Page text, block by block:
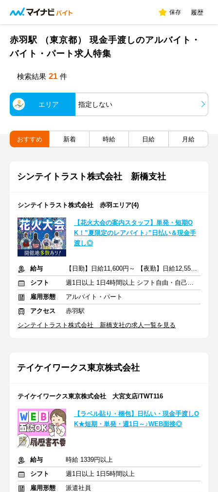
保存 履歴
赤羽駅 （東京都） 現金手渡しのアルバイト・
バイト・パート求人特集
検索結果 21 件
エリア 指定しない
おすすめ 新着 時給 日給 月給
シンテイトラスト株式会社 新橋支社
シンテイトラスト株式会社 赤羽エリア(4)
【花火大会の案内スタッフ】単発・短期O
K！”夏限定のレアバイト♪”日払い＆現金手
渡し◎
給与
【日勤】日給11,600円～ 【夜勤】日給12,550円～
シフト
週1日以上 1日4時間以上 シフト自由・自己申告
雇用形態
アルバイト・パート
アクセス
赤羽駅
シンテイトラスト株式会社 新橋支社の求人一覧を見る
テイケイワークス東京株式会社
テイケイワークス東京株式会社 大宮支店/TWT116
【ラベル貼り・梱包】日払い・現金手渡しO
K★短期・単発・週1日～♪WEB面接◎
給与
時給 1339円以上
シフト
週1日以上 1日5時間以上
雇用形態
派遣社員